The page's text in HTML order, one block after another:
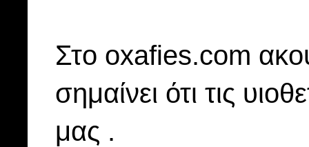
Στo oxafies.com
σημαίνει ότι τις
μας .